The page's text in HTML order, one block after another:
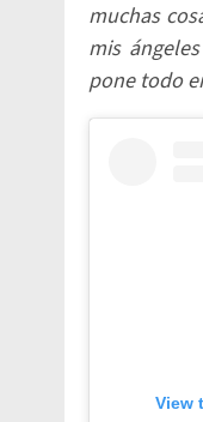
muchas
mis
pone todo
View